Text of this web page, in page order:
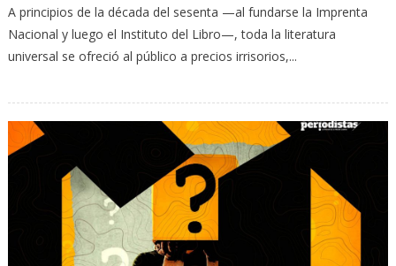
A principios de la década del sesenta —al fundarse la Imprenta
Nacional y luego el Instituto del Libro—, toda la literatura
universal se ofreció al público a precios irrisorios,...